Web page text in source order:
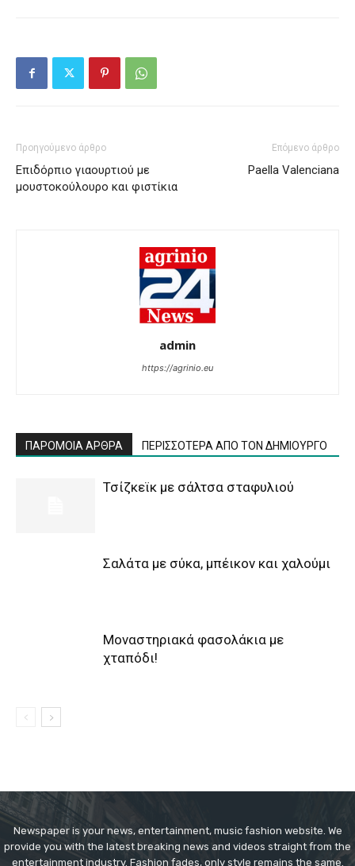
Προηγούμενο άρθρο
Επιδόρπιο γιαουρτιού με
μουστοκούλουρο και φιστίκια
Επόμενο άρθρο
Paella Valenciana
admin
https://agrinio.eu
ΠΑΡΟΜΟΙΑ ΑΡΘΡΑ ΠΕΡΙΣΣΟΤΕΡΑ ΑΠΟ ΤΟΝ ΔΗΜΙΟΥΡΓΟ
Τσίζκεϊκ με σάλτσα σταφυλιού
Σαλάτα με σύκα, μπέικον και χαλούμι
Μοναστηριακά φασολάκια με
χταπόδι!
Newspaper is your news, entertainment, music fashion website. We
provide you with the latest breaking news and videos straight from the
entertainment industry. Fashion fades, only style remains the same.